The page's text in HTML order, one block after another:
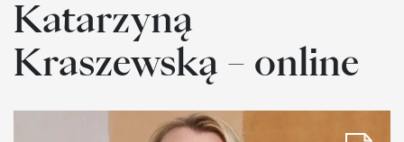
Katarzyną
Kraszewską – online